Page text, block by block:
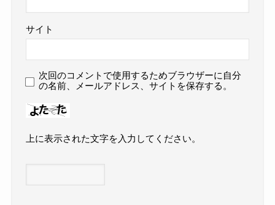
サイト
次回のコメントで使用するためブラウザーに自分
の名前、メールアドレス、サイトを保存する。
上に表示された文字を入力してください。